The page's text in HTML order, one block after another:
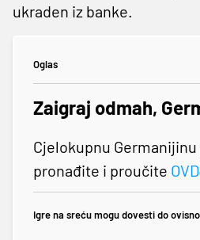
ukraden iz banke.
Oglas
Zaigraj odmah,
Cjelokupnu
pronađite i proučite
Igre na sreću mogu dovesti do